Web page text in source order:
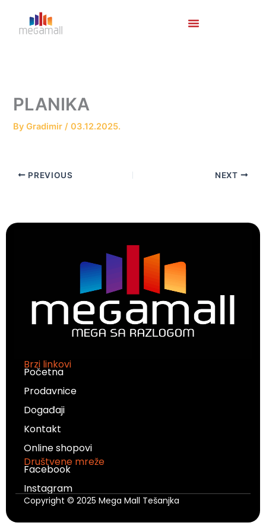
content
PLANIKA
ByGradimir/03.12.2025.
PREVIOUS NEXT
Brzi linkovi
Početna
Prodavnice
Događaji
Kontakt
Online shopovi
Društvene mreže
Facebook
Instagram
Copyright © 2025 Mega Mall Tešanjka